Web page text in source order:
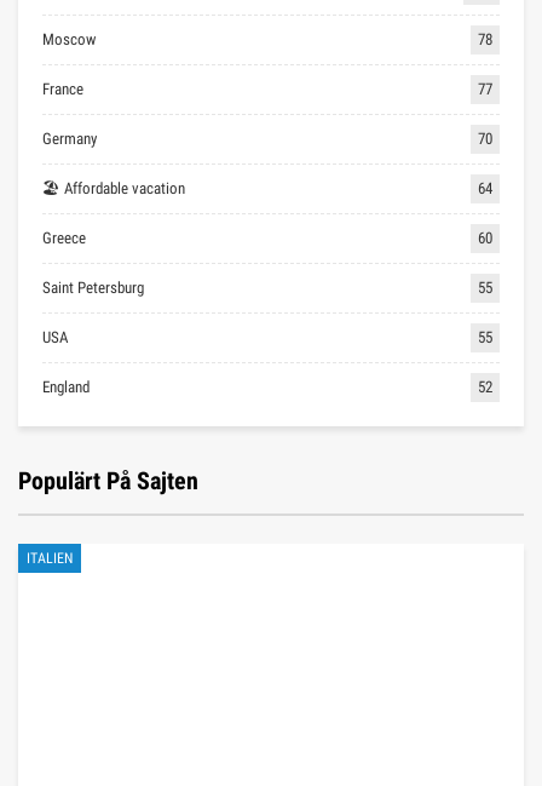
Moscow 78
France 77
Germany 70
🏖 Affordable vacation 64
Greece 60
Saint Petersburg 55
USA 55
England 52
Populärt På Sajten
ITALIEN